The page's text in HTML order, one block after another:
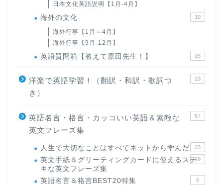
日本文化英語説明【1月-4月】
海外の文化 10
海外行事【1月～4月】
海外行事【9月-12月】
英語質問箱【教えて原田先生！】 25
洋楽で英語学習！（翻訳・和訳・歌詞つ
き）
23
英語名言・格言・カッコいい英語＆素敵な
英文フレーズ集
67
人生で大切なことはすべてネットから学んだ 23
英文手紙＆グリーティングカードに使えるステ
キな英文フレーズ集
19
英語名言＆格言BEST20特集 6